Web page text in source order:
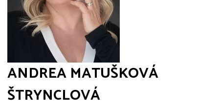
ANDREA MATUŠKOVÁ
ŠTRYNCLOVÁ